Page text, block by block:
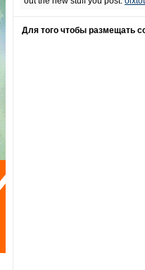
Для того чтобы размещать